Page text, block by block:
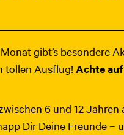
gibt’s besondere
tollen Ausflug! Achte
6 und 12 Jahren
Dir Deine Freunde –